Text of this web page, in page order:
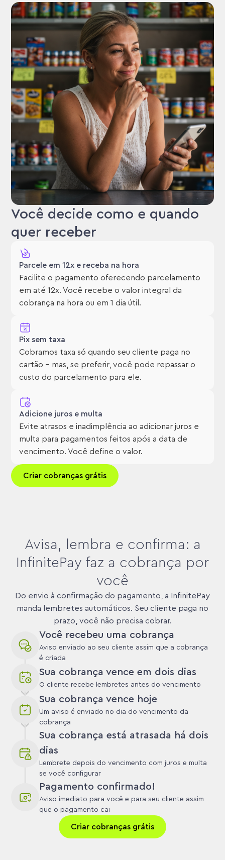
Você decide como e quando
quer receber
Parcele em 12x e receba na hora
Facilite o pagamento oferecendo parcelamento
em até 12x. Você recebe o valor integral da
cobrança na hora ou em 1 dia útil.
Pix sem taxa
Cobramos taxa só quando seu cliente paga no
cartão – mas, se preferir, você pode repassar o
custo do parcelamento para ele.
Adicione juros e multa
Evite atrasos e inadimplência ao adicionar juros e
multa para pagamentos feitos após a data de
vencimento. Você define o valor.
Criar cobranças grátis
Avisa, lembra e confirma: a
InfinitePay faz a cobrança por
você
Do envio à confirmação do pagamento, a InfinitePay
manda lembretes automáticos. Seu cliente paga no
prazo, você não precisa cobrar.
Você recebeu uma cobrança
Aviso enviado ao seu cliente assim que a cobrança
é criada
Sua cobrança vence em dois dias
O cliente recebe lembretes antes do vencimento
Sua cobrança vence hoje
Um aviso é enviado no dia do vencimento da
cobrança
Sua cobrança está atrasada há dois
dias
Lembrete depois do vencimento com juros e multa
se você configurar
Pagamento confirmado!
Aviso imediato para você e para seu cliente assim
que o pagamento cai
Criar cobranças grátis